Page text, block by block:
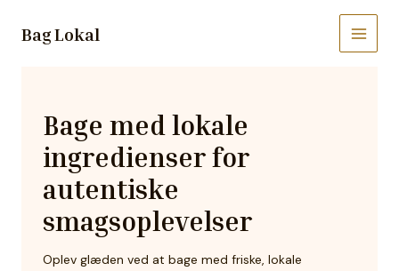
indholdet
Bag Lokal
Main
Bage med lokale
ingredienser for
autentiske
smagsoplevelser
Oplev glæden ved at bage med friske, lokale